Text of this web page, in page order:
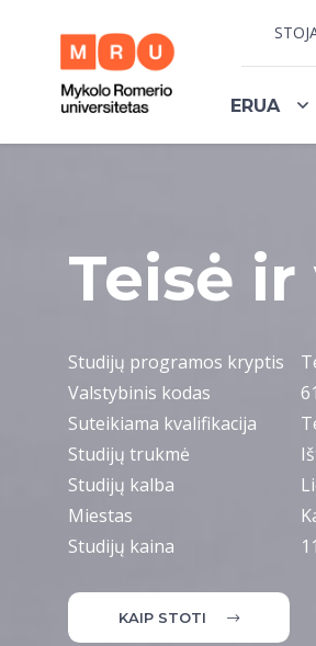
ERUA
Teisė
Studijų programos kryptis
Valstybinis kodas
Suteikiama kvalifikacija
Studijų trukmė
Studijų kalba
Miestas
Studijų kaina
KAIP STOTI